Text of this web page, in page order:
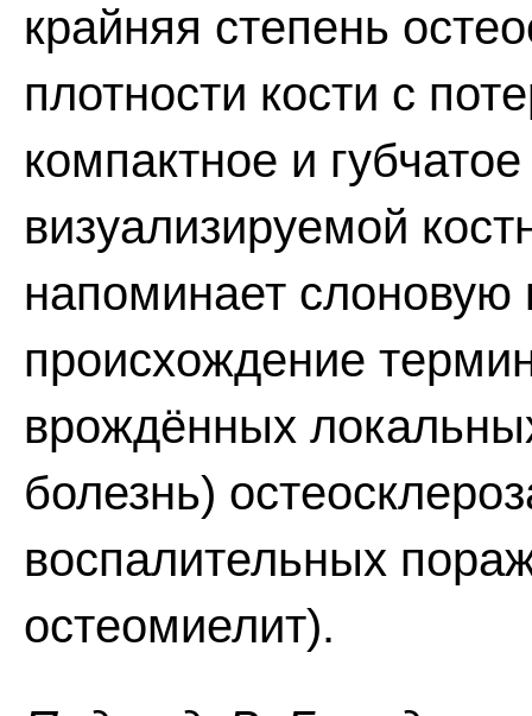
крайняя степень
плотности кости с
компактное и
визуализируемой
напоминает слоновую
происхождение
врождённых
болезнь)
воспалительных
остеомиелит).